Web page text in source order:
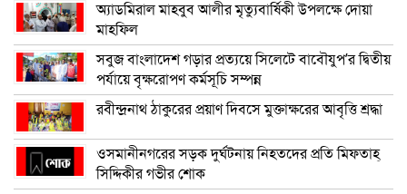
অ্যাডমিরাল মাহবুব আলীর মৃত্যুবার্ষিকী উপলক্ষে দোয়া
মাহফিল
সবুজ বাংলাদেশ গড়ার প্রত্যয়ে সিলেটে বাবৌযুপ’র দ্বিতীয়
পর্যায়ে বৃক্ষরোপণ কর্মসূচি সম্পন্ন
রবীন্দ্রনাথ ঠাকুরের প্রয়াণ দিবসে মুক্তাক্ষরের আবৃত্তি শ্রদ্ধা
ওসমানীনগরের সড়ক দুর্ঘটনায় নিহতদের প্রতি মিফতাহ্
সিদ্দিকীর গভীর শোক